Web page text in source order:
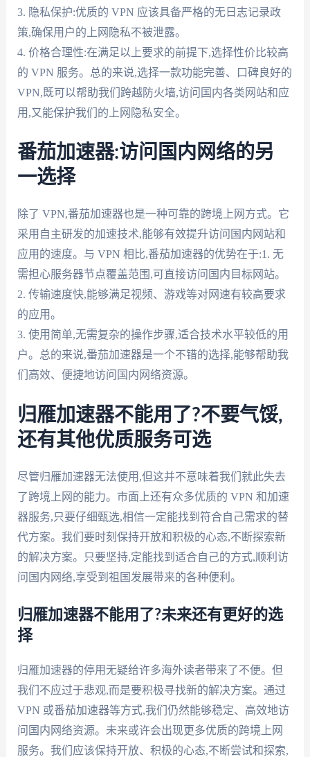
3. 隐私保护:优质的 VPN 应该具备严格的无日志记录政
策,确保用户的上网隐私不被泄露。
4. 价格合理性:在满足以上要求的前提下,选择性价比较高
的 VPN 服务。总的来说,选择一款功能完善、口碑良好的
VPN,既可以帮助我们跨越防火墙,访问国内各类网站和应
用,又能保护我们的上网隐私安全。
番茄加速器:访问国内网络的另
一选择
除了 VPN,番茄加速器也是一种可靠的跨境上网方式。它
采用自主研发的加速技术,能够有效提升访问国内网站和
应用的速度。与 VPN 相比,番茄加速器的优势在于:1. 无
需担心服务器节点覆盖范围,可直接访问国内目标网站。
2. 传输速度快,能够满足视频、游戏等对网速有较高要求
的应用。
3. 使用简单,无需复杂的操作步骤,适合技术水平较低的用
户。总的来说,番茄加速器是一个不错的选择,能够帮助我
们高效、便捷地访问国内网络资源。
归雁加速器不能用了?不要气馁,
还有其他优质服务可选
尽管归雁加速器无法使用,但这并不意味着我们就此失去
了跨境上网的能力。市面上还有众多优质的 VPN 和加速
器服务,只要仔细甄选,相信一定能找到符合自己需求的替
代方案。我们要时刻保持开放和积极的心态,不断探索新
的解决方案。只要坚持,定能找到适合自己的方式,顺利访
问国内网络,享受到祖国发展带来的各种便利。
归雁加速器不能用了?未来还有更好的选
择
归雁加速器的停用无疑给许多海外读者带来了不便。但
我们不应过于悲观,而是要积极寻找新的解决方案。通过
VPN 或番茄加速器等方式,我们仍然能够稳定、高效地访
问国内网络资源。未来或许会出现更多优质的跨境上网
服务。我们应该保持开放、积极的心态,不断尝试和探索,